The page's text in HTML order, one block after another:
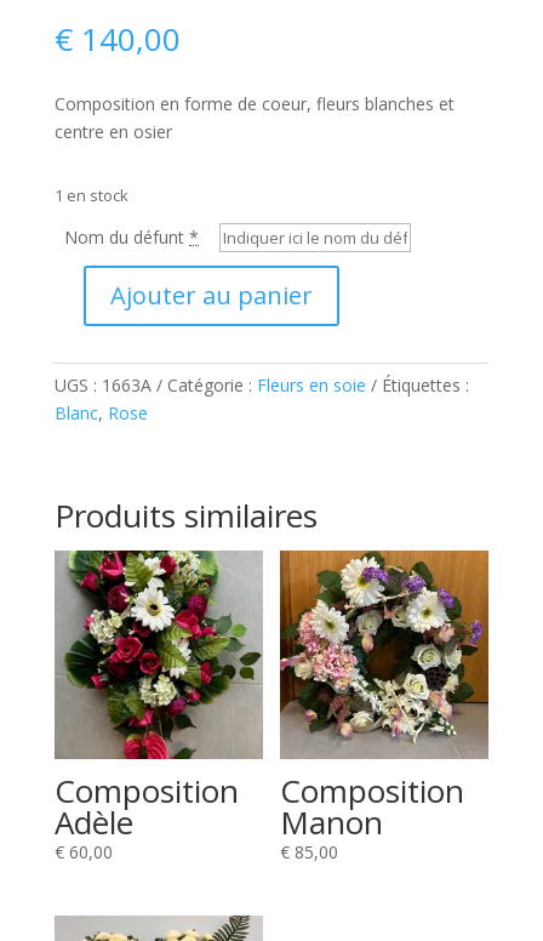
€140,00
Composition en forme de coeur, fleurs blanches et
centre en osier
1 en stock
Nom du défunt *
quantité
Composition
Océane
Ajouter au panier
e
r
e
:
UGS : 1663A Catégorie : Fleurs en soie
Étiquettes :
Blanc, Rose
Produits similaires
Composition
Adèle
€60,00
Composition
Manon
€ 85,00